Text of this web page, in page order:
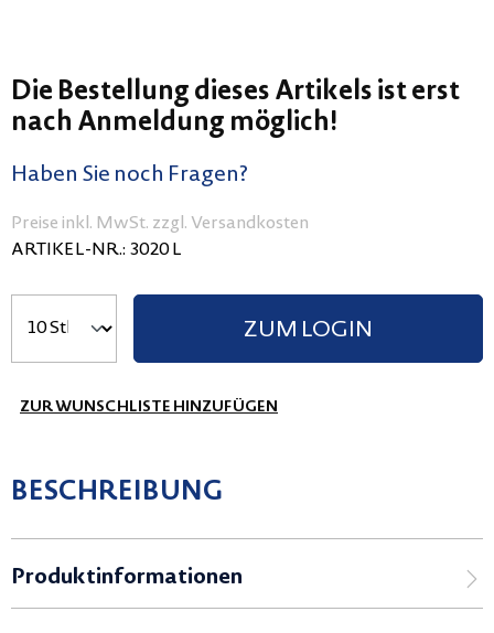
Die Bestellung dieses Artikels ist erst
nach Anmeldung möglich!
Haben Sie noch Fragen?
Preise inkl. MwSt. zzgl. Versandkosten
ARTIKEL-NR.: 3020 L
ZUM LOGIN
ZUR WUNSCHLISTE HINZUFÜGEN
BESCHREIBUNG
Produktinformationen